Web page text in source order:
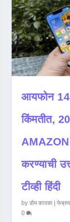
आयफोन 14
किंमतीत,
AMAZON
करण्याची
टीव्ही हिंदी
by डोम कावळा|
0